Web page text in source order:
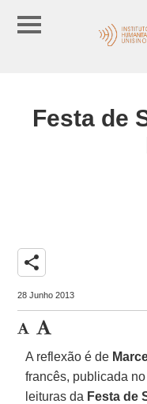
Festa de
share
28 Junho 2013
A reflexão é de
francês, publicada
leituras da Festa de